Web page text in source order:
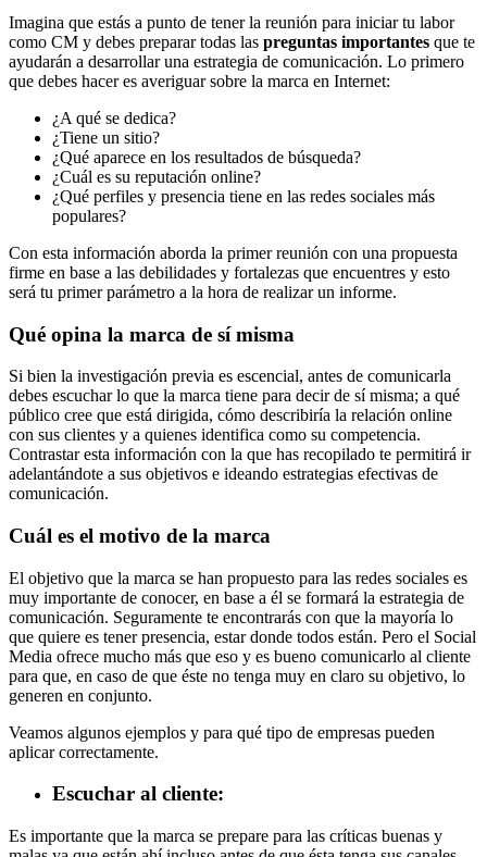
Imagina que estás a punto de tener la reunión para iniciar tu labor
como CM y debes preparar todas las preguntas importantes que te
ayudarán a desarrollar una estrategia de comunicación. Lo primero
que debes hacer es averiguar sobre la marca en Internet:
¿A qué se dedica?
¿Tiene un sitio?
¿Qué aparece en los resultados de búsqueda?
¿Cuál es su reputación online?
¿Qué perfiles y presencia tiene en las redes sociales más
populares?
Con esta información aborda la primer reunión con una propuesta
firme en base a las debilidades y fortalezas que encuentres y esto
será tu primer parámetro a la hora de realizar un informe.
Qué opina la marca de sí misma
Si bien la investigación previa es escencial, antes de comunicarla
debes escuchar lo que la marca tiene para decir de sí misma; a qué
público cree que está dirigida, cómo describiría la relación online
con sus clientes y a quienes identifica como su competencia.
Contrastar esta información con la que has recopilado te permitirá ir
adelantándote a sus objetivos e ideando estrategias efectivas de
comunicación.
Cuál es el motivo de la marca
El objetivo que la marca se han propuesto para las redes sociales es
muy importante de conocer, en base a él se formará la estrategia de
comunicación. Seguramente te encontrarás con que la mayoría lo
que quiere es tener presencia, estar donde todos están. Pero el Social
Media ofrece mucho más que eso y es bueno comunicarlo al cliente
para que, en caso de que éste no tenga muy en claro su objetivo, lo
generen en conjunto.
Veamos algunos ejemplos y para qué tipo de empresas pueden
aplicar correctamente.
Escuchar al cliente:
Es importante que la marca se prepare para las críticas buenas y